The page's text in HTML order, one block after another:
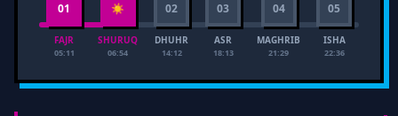
01
FAJR
05:11
☀
SHURUQ
06:54
02
DHUHR
14:12
03
ASR
18:13
04
MAGHRIB
21:29
05
ISHA
22:36